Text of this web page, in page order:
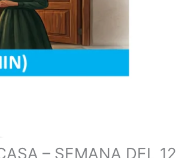
– SEMANA DEL